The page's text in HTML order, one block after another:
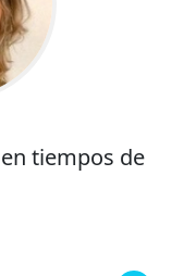
tiempos de